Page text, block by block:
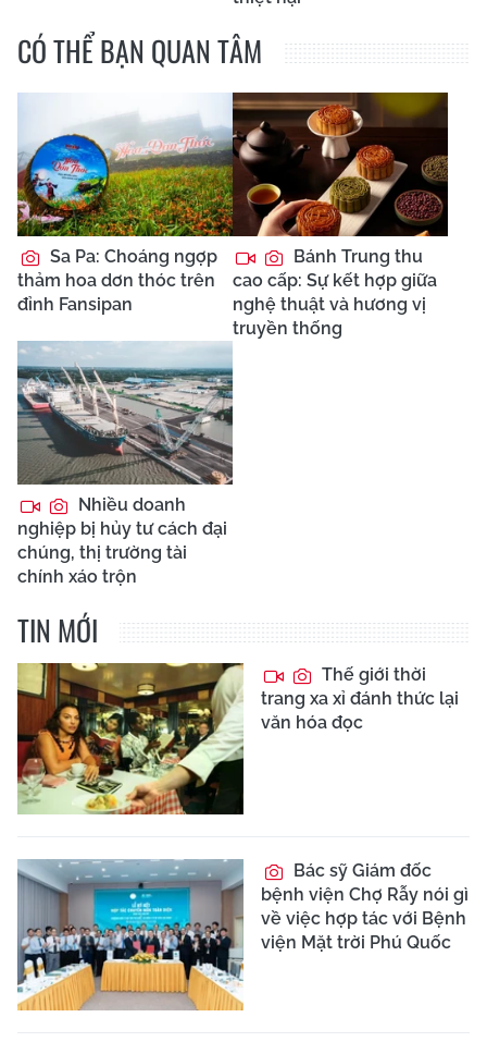
CÓ THỂ BẠN QUAN TÂM
Sa Pa: Choáng ngợp
thảm hoa dơn thóc trên
đỉnh Fansipan
Bánh Trung thu
cao cấp: Sự kết hợp giữa
nghệ thuật và hương vị
truyền thống
Nhiều doanh
nghiệp bị hủy tư cách đại
chúng, thị trường tài
chính xáo trộn
TIN MỚI
Thế giới thời
trang xa xỉ đánh thức lại
văn hóa đọc
Bác sỹ Giám đốc
bệnh viện Chợ Rẫy nói gì
về việc hợp tác với Bệnh
viện Mặt trời Phú Quốc